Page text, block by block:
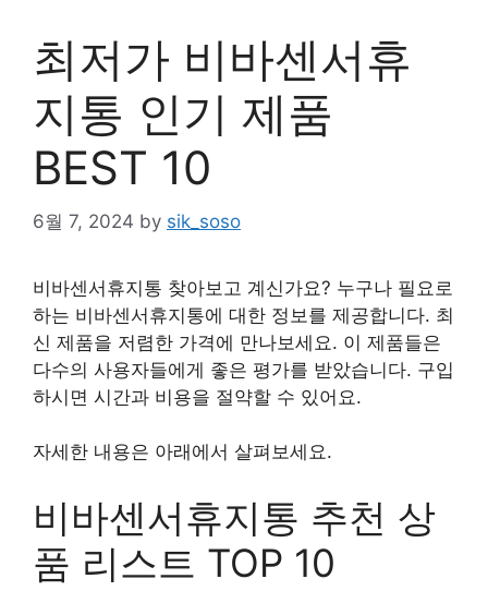
최저가 비바센서휴
지통 인기 제품
BEST 10
6월 7, 2024 by sik_soso
비바센서휴지통 찾아보고 계신가요? 누구나 필요로
하는 비바센서휴지통에 대한 정보를 제공합니다. 최
신 제품을 저렴한 가격에 만나보세요. 이 제품들은
다수의 사용자들에게 좋은 평가를 받았습니다. 구입
하시면 시간과 비용을 절약할 수 있어요.
자세한 내용은 아래에서 살펴보세요.
비바센서휴지통 추천 상
품 리스트 TOP 10